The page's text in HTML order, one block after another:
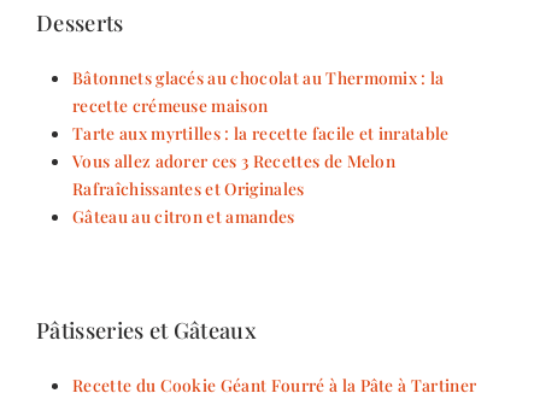
Desserts
Bâtonnets glacés au chocolat au Thermomix : la
recette crémeuse maison
Tarte aux myrtilles : la recette facile et inratable
Vous allez adorer ces 3 Recettes de Melon
Rafraîchissantes et Originales
Gâteau au citron et amandes
Pâtisseries et Gâteaux
Recette du Cookie Géant Fourré à la Pâte à Tartiner